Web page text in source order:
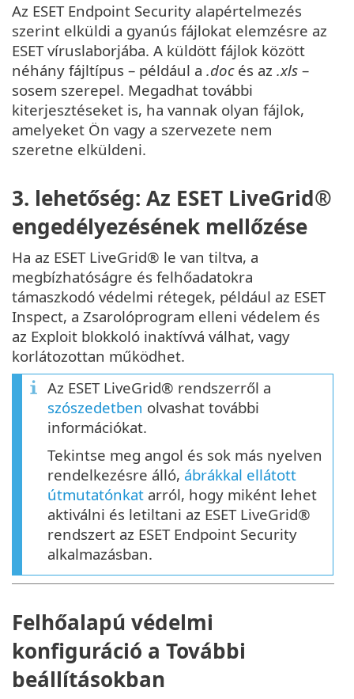
Az ESET Endpoint Security alapértelmezés
szerint elküldi a gyanús fájlokat elemzésre az
ESET víruslaborjába. A küldött fájlok között
néhány fájltípus – például a .docés az .xls –
sosem szerepel. Megadhat további
kiterjesztéseket is, ha vannak olyan fájlok,
amelyeket Ön vagy a szervezete nem
szeretne elküldeni.
3. lehetőség: Az ESET LiveGrid®
engedélyezésének mellőzése
Ha az ESET LiveGrid® le van tiltva, a
megbízhatóságre és felhőadatokra
támaszkodó védelmi rétegek, például az ESET
Inspect, a Zsarolóprogram elleni védelem és
az Exploit blokkoló inaktívvá válhat, vagy
korlátozottan működhet.
Az ESET LiveGrid® rendszerről a
szószedetben olvashat további
információkat.
Tekintse meg angol és sok más nyelven
rendelkezésre álló, ábrákkal ellátott
útmutatónkat arról, hogy miként lehet
aktiválni és letiltani az ESET LiveGrid®
rendszert az ESET Endpoint Security
alkalmazásban.
Felhőalapú védelmi
konfiguráció a További
beállításokban